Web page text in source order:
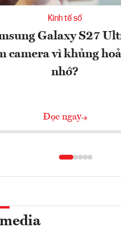
Kinh tế số
Galaxy S27
camera vì khủng
nhớ?
Đọc ngay